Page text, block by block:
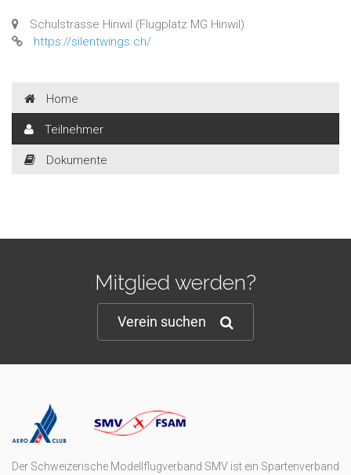
Schulstrasse Hinwil (Flugplatz MG Hinwil)
https://silentwings.ch/
Home
Teilnehmer
Dokumente
Mitglied werden?
Verein suchen
Der Schweizerische Modellflugverband SMV ist ein Spartenverband